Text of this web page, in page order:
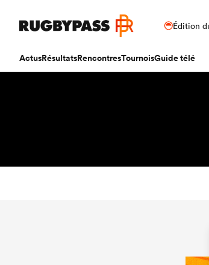
Édition
ActusRésultatsRencontresTournoisGuide télé